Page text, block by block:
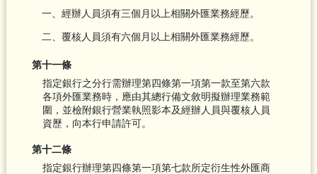
一、經辦人員須有三個月以上相關外匯業務經歷。
二、覆核人員須有六個月以上相關外匯業務經歷。
第十一條
指定銀行之分行需辦理第四條第一項第一款至第六款
各項外匯業務時，應由其總行備文敘明擬辦理業務範
圍，並檢附銀行營業執照影本及經辦人員與覆核人員
資歷，向本行申請許可。
第十二條
指定銀行辦理第四條第一項第七款所定衍生性外匯商